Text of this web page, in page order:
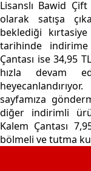
Lisanslı Bawid
olarak satışa
beklediği
tarihinde indirime
Çantası ise 34,95
hızla devam
sayfamıza
diğer indirimli
Kalem Çantası
bölmeli ve tutma